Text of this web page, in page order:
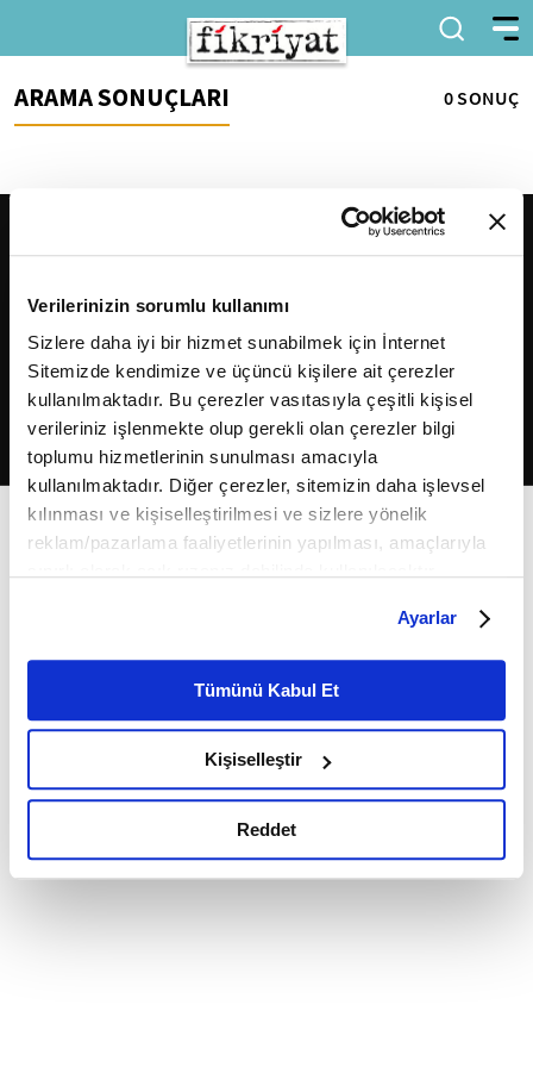
Verilerinizin sorumlu kullanımı
Sizlere daha iyi bir hizmet sunabilmek için İnternet
Sitemizde kendimize ve üçüncü kişilere ait çerezler
kullanılmaktadır. Bu çerezler vasıtasıyla çeşitli kişisel
verileriniz işlenmekte olup gerekli olan çerezler bilgi
toplumu hizmetlerinin sunulması amacıyla
kullanılmaktadır. Diğer çerezler, sitemizin daha işlevsel
kılınması ve kişiselleştirilmesi ve sizlere yönelik
reklam/pazarlama faaliyetlerinin yapılması, amaçlarıyla
belirleyebilirsiniz. Çerezlere ilişkin detaylı bilgi için
Ayarlar butonuna tıklayabilir,Çerez Bilgilendirme
Metnimizi ziyaret edebilirsiniz.
6698 sayılı Kişisel Verilerin Korunması Kanunu uyarınca
okumak ve sitemizi ziyaretiniz kapsamında
gerçekleştirilen veri işleme faaliyetleri ile ilgili daha
detaylı bilgi almak için lütfentıklayınız.
Ayarlar
Tümünü Kabul Et
Kişiselleştir
Reddet
ARAMA SONUÇLARI 0 SONUÇ
2026Fikriyat. Tüm hakları saklıdır.